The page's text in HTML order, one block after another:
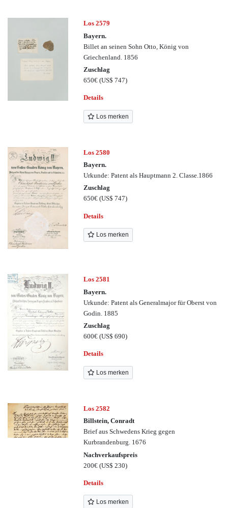
Los 2579
Bayern.
Billet an seinen Sohn Otto, König von
Griechenland. 1856
Zuschlag
650€(US$ 747)
Details
Los merken
Los 2580
Bayern.
Urkunde: Patent als Hauptmann 2. Classe.1866
Zuschlag
650€(US$ 747)
Details
Los merken
Los 2581
Bayern.
Urkunde: Patent als Generalmajor für Oberst von
Godin. 1885
Zuschlag
600€(US$ 690)
Details
Los merken
Los 2582
Billstein, Conradt
Brief aus Schwedens Krieg gegen
Kurbrandenburg. 1676
Nachverkaufspreis
200€(US$ 230)
Details
Los merken